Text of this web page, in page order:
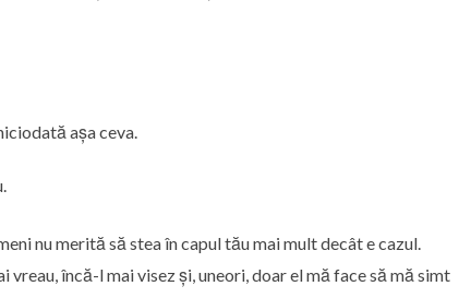
așa ceva.
nu merită să stea în capul tău mai mult decât e cazul.
vreau, încă-l mai visez și, uneori, doar el mă face să mă simt